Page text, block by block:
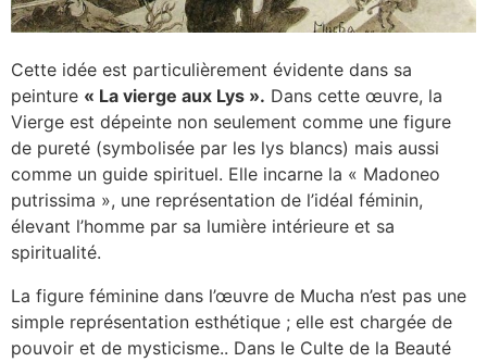
Cette idée est particulièrement évidente dans sa
peinture « La vierge aux Lys ». Dans cette œuvre, la
Vierge est dépeinte non seulement comme une figure
de pureté (symbolisée par les lys blancs) mais aussi
comme un guide spirituel. Elle incarne la « Madoneo
putrissima », une représentation de l’idéal féminin,
élevant l’homme par sa lumière intérieure et sa
spiritualité.
La figure féminine dans l’œuvre de Mucha n’est pas une
simple représentation esthétique ; elle est chargée de
pouvoir et de mysticisme.. Dans le Culte de la Beauté